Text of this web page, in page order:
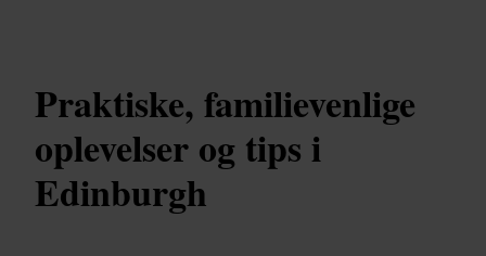
Praktiske, familievenlige
oplevelser og tips i
Edinburgh